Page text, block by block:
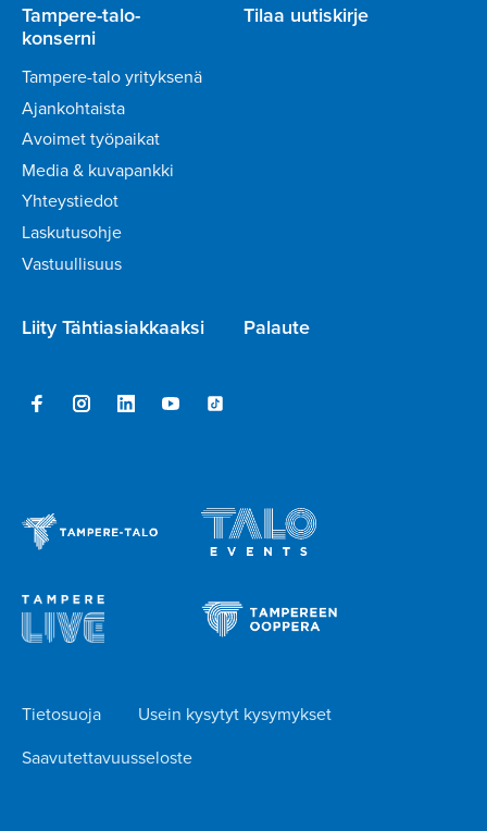
Tampere-talo-
konserni
Tampere-talo yrityksenä
Ajankohtaista
Avoimet työpaikat
Media & kuvapankki
Yhteystiedot
Laskutusohje
Vastuullisuus
Tilaa uutiskirje
Liity Tähtiasiakkaaksi Palaute
Tietosuoja
Usein kysytyt kysymykset
Saavutettavuusseloste